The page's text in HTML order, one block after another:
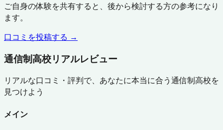
ご自身の体験を共有すると、後から検討する方の参考になり
ます。
口コミを投稿する →
通信制高校リアルレビュー
リアルな口コミ・評判で、あなたに本当に合う通信制高校を
見つけよう
メイン